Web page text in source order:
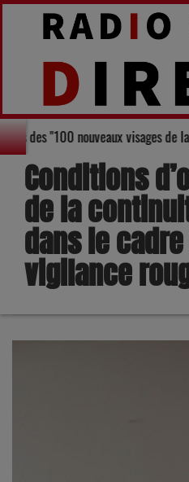
au Palmarès des "100 nouveaux
Conditions
de la
dans le
vigilance